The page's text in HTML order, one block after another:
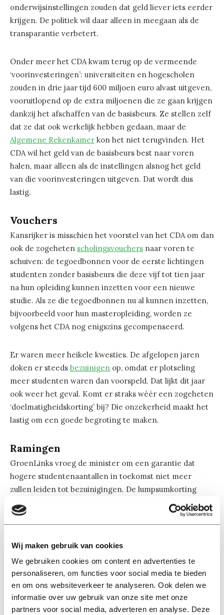
Wij maken gebruik van cookies
We gebruiken cookies om content en advertenties te
personaliseren, om functies voor social media te bieden
en om ons websiteverkeer te analyseren. Ook delen we
informatie over uw gebruik van onze site met onze
partners voor social media, adverteren en analyse. Deze
onderwijsinstellingen zouden dat geld liever iets eerder
krijgen. De politiek wil daar alleen in meegaan als de
transparantie verbetert.
Onder meer het CDA kwam terug op de vermeende
‘voorinvesteringen’: universiteiten en hogescholen
zouden in drie jaar tijd 600 miljoen euro alvast uitgeven,
vooruitlopend op de extra miljoenen die ze gaan krijgen
dankzij het afschaffen van de basisbeurs. Ze stellen zelf
dat ze dat ook werkelijk hebben gedaan, maar de
Algemene Rekenkamer kon het niet terugvinden. Het
CDA wil het geld van de basisbeurs best naar voren
halen, maar alleen als de instellingen alsnog het geld
van die voorinvesteringen uitgeven. Dat wordt dus
lastig.
Vouchers
Kansrijker is misschien het voorstel van het CDA om dan
ook de zogeheten scholingsvouchers naar voren te
schuiven: de tegoedbonnen voor de eerste lichtingen
studenten zonder basisbeurs die deze vijf tot tien jaar
na hun opleiding kunnen inzetten voor een nieuwe
studie. Als ze die tegoedbonnen nu al kunnen inzetten,
bijvoorbeeld voor hun masteropleiding, worden ze
volgens het CDA nog enigszins gecompenseerd.
Er waren meer heikele kwesties. De afgelopen jaren
doken er steeds bezuinigen op, omdat er plotseling
meer studenten waren dan voorspeld. Dat lijkt dit jaar
ook weer het geval. Komt er straks wéér een zogeheten
‘doelmatigheidskorting’ bij? Die onzekerheid maakt het
lastig om een goede begroting te maken.
Ramingen
GroenLinks vroeg de minister om een garantie dat
hogere studentenaantallen in toekomst niet meer
zullen leiden tot bezuinigingen. De lumpsumkorting
moet bovendien van tafel, vindt GroenLinks, dat samen
met de PvdA en de SP een amendement heeft
ingediend om dit te regelen.
“Uit allerlei onderzoeken blijkt dat geen enkel hoger
onderwijssysteem in de wereld zo efficiënt en
doelmatig werkt als dat van ons land”, zei Kamerlid Zihni
Özdil. “In gewone mensentaal: wij zitten in Nederland al
voor een dubbeltje op de eerste rang. De grote vraag is: